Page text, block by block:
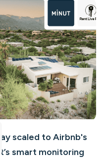
scaled to Airbnb's
smart monitoring